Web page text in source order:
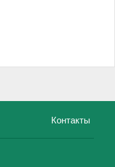
Контакты